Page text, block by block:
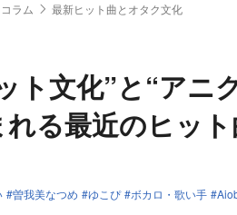
コラム 最新ヒット曲とオタク文化
ト文化”と“ア
る最近のヒット
曽我美なつめ ゆこぴ ボカロ・歌い手